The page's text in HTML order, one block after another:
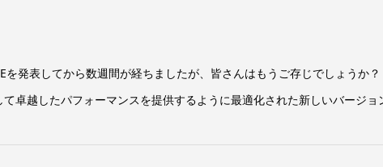
を発表してから数週間が経ちましたが、皆さんはもうご存じでしょうか
卓越したパフォーマンスを提供するように最適化された新しいバージ